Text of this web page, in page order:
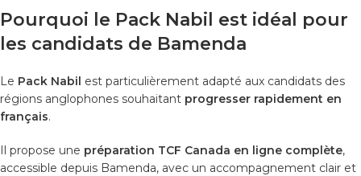
Pourquoi le Pack Nabil est idéal pour
les candidats de Bamenda
Le Pack Nabil est particulièrement adapté aux candidats des
régions anglophones souhaitant progresser rapidement en
français.
Il propose une préparation TCF Canada en ligne complète,
accessible depuis Bamenda, avec un accompagnement clair et